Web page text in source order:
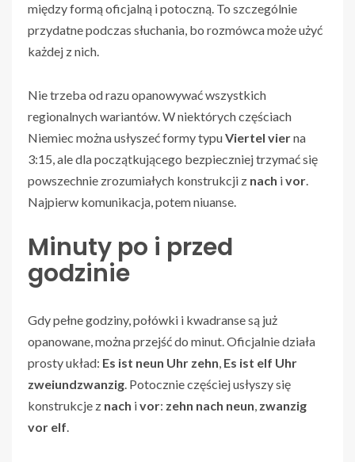
między formą oficjalną i potoczną. To szczególnie
przydatne podczas słuchania, bo rozmówca może użyć
każdej z nich.
Nie trzeba od razu opanowywać wszystkich
regionalnych wariantów. W niektórych częściach
Niemiec można usłyszeć formy typuViertel vierna
3:15, ale dla początkującego bezpieczniej trzymać się
powszechnie zrozumiałych konstrukcji z nach ivor.
Najpierw komunikacja, potem niuanse.
Minuty po i przed
godzinie
Gdy pełne godziny, połówki i kwadranse są już
opanowane, można przejść do minut. Oficjalnie działa
prosty układ: Es ist neun Uhr zehn, Es ist elf Uhr
zweiundzwanzig. Potocznie częściej usłyszy się
konstrukcje z nach ivor: zehn nach neun, zwanzig
vor elf.